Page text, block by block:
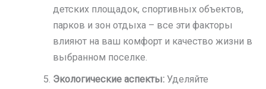
детских площадок, спортивных объектов,
парков и зон отдыха – все эти факторы
влияют на ваш комфорт и качество жизни в
выбранном поселке.
Экологические аспекты:Уделяйте